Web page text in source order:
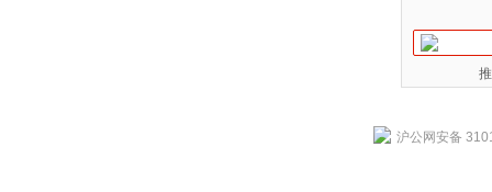
沪公网安备